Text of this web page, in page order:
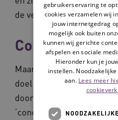
de veerkracht van de
Concept-
Maar de term Positieve
doel op zich worden. Of
door oppervlakkig
‘concept-inflatie‘ ligt dan
gebruikerservaring te
cookies verzamelen wij
jouw internetgedrag
mogelijk ook buiten
kunnen wij gerichte
afspelen en sociale
Hieronder kun je
instellen.
aan. Lees meer